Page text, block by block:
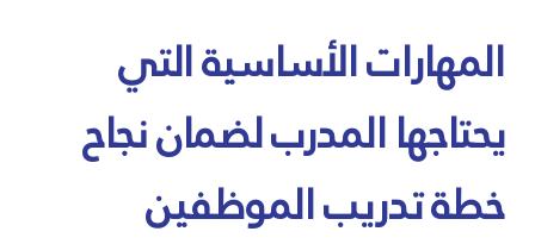
المهارات الأساسية التي
يحتاجها المدرب لضمان نجاح
خطة تدريب الموظفين